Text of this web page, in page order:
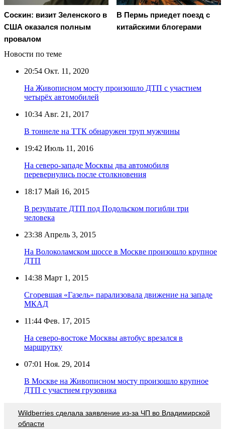
Соскин: визит Зеленского в
США оказался полным
провалом
В Пермь приедет поезд с
китайскими блогерами
Новости по теме
20:54 Окт. 11, 2020
На Живописном мосту произошло ДТП с участием
четырёх автомобилей
10:34 Авг. 21, 2017
В тоннеле на ТТК обнаружен труп мужчины
19:42 Июль 11, 2016
На северо-западе Москвы два автомобиля
перевернулись после столкновения
18:17 Май 16, 2015
В результате ДТП под Подольском погибли три
человека
23:38 Апрель 3, 2015
На Волоколамском шоссе в Москве произошло крупное
ДТП
14:38 Март 1, 2015
Сгоревшая «Газель» парализовала движение на западе
МКАД
11:44 Фев. 17, 2015
На северо-востоке Москвы автобус врезался в
маршрутку
07:01 Ноя. 29, 2014
В Москве на Живописном мосту произошло крупное
ДТП с участием грузовика
Wildberries cделала заявление из-за ЧП во Владимирской
области